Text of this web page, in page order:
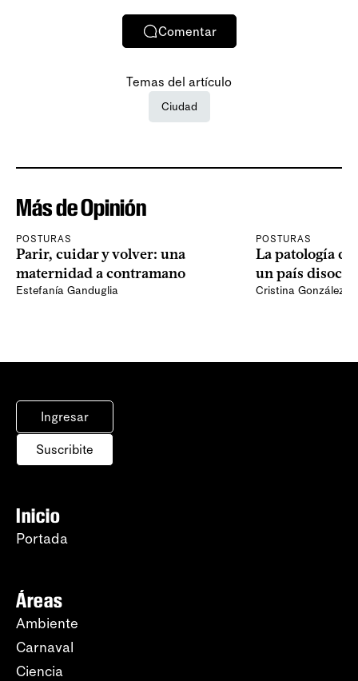
Comentar
Temas del artículo
Ciudad
Más de Opinión
POSTURAS
Parir, cuidar y volver: una
maternidad a contramano
Estefanía Ganduglia
POSTURAS
La patología
un país
Cristina González
Ingresar
Suscribite
Inicio
Portada
Áreas
Ambiente
Carnaval
Ciencia